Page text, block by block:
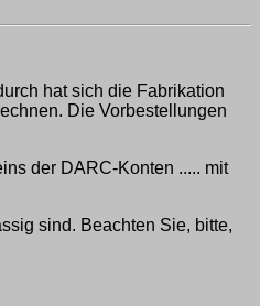
hat sich die Fabrikation
Die Vorbestellungen
der DARC-Konten ..... mit
sind. Beachten Sie, bitte,